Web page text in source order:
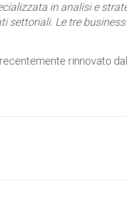
in analisi e
settoriali. Le tre
rinnovato